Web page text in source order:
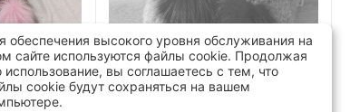
обеспечения высокого уровня обслуживания на
сайте используются файлы cookie. Продолжая
использование, вы соглашаетесь с тем, что
cookie будут сохраняться на вашем